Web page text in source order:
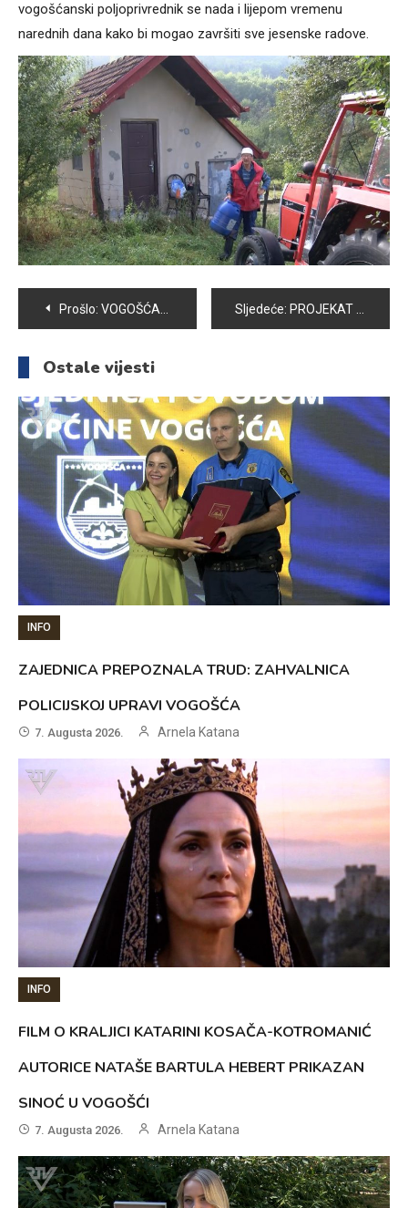
vogošćanski poljoprivrednik se nada i lijepom vremenu
narednih dana kako bi mogao završiti sve jesenske radove.
Navigacija
članaka
Prošlo: VOGOŠĆANSKI PARKOVI USKORO U NOVOM CVJETNOM RUHU Sljedeće: PROJEKAT “RAD POLICIJE U ZAJEDNICI” PREDSTAVLJEN U OŠ “MIRSAD PRNJAVORAC”
Ostale vijesti
INFO
ZAJEDNICA PREPOZNALA TRUD: ZAHVALNICA
POLICIJSKOJ UPRAVI VOGOŠĆA
7. Augusta 2026. Arnela Katana
INFO
FILM O KRALJICI KATARINI KOSAČA-KOTROMANIĆ
AUTORICE NATAŠE BARTULA HEBERT PRIKAZAN
SINOĆ U VOGOŠĆI
7. Augusta 2026. Arnela Katana